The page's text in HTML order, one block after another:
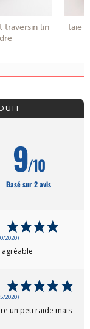
traversin lin
taie
9/10
Basé sur 2 avis
2020)
agréable
2020)
un peu raide mais